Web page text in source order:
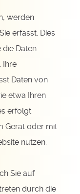
werden
erfasst. Dies
die Daten
Ihre
Daten von
etwa Ihren
erfolgt
Gerät oder mit
nutzen.
Sie auf
durch die